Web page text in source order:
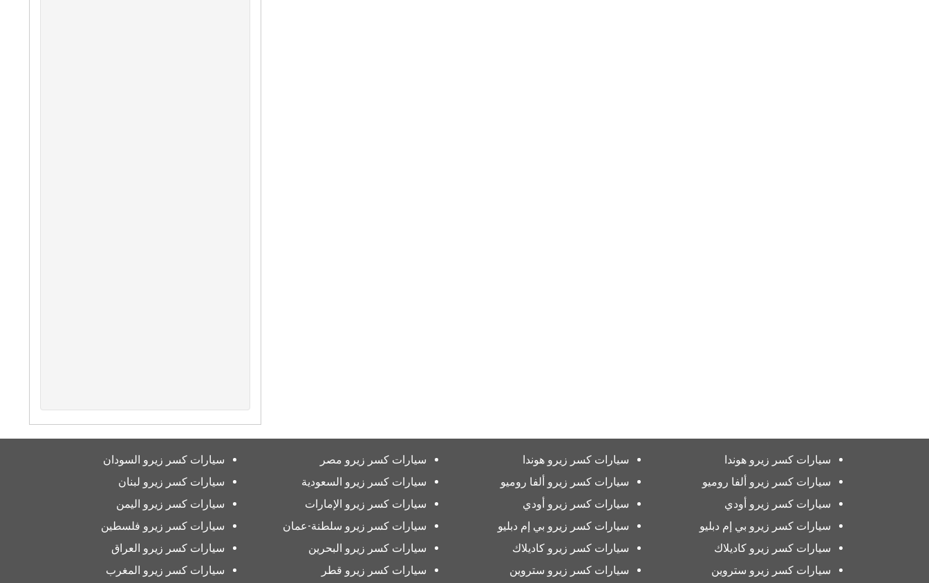
سيارات كسر زيرو هوندا
سيارات كسر زيرو ألفا روميو
سيارات كسر زيرو أودي
سيارات كسر زيرو بي إم دبليو
سيارات كسر زيرو كاديلاك
سيارات كسر زيرو ستروين
سيارات كسر زيرو هوندا
سيارات كسر زيرو ألفا روميو
سيارات كسر زيرو أودي
سيارات كسر زيرو بي إم دبليو
سيارات كسر زيرو كاديلاك
سيارات كسر زيرو ستروين
سيارات كسر زيرو مصر
سيارات كسر زيرو السعودية
سيارات كسر زيرو الإمارات
سيارات كسر زيرو سلطنة-عمان
سيارات كسر زيرو البحرين
سيارات كسر زيرو قطر
سيارات كسر زيرو السودان
سيارات كسر زيرو لبنان
سيارات كسر زيرو اليمن
سيارات كسر زيرو فلسطين
سيارات كسر زيرو العراق
سيارات كسر زيرو المغرب